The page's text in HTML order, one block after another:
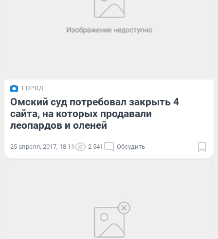
ГОРОД
Омский суд потребовал закрыть 4
сайта, на которых продавали
леопардов и оленей
25 апреля, 2017, 18:11 2 541 Обсудить